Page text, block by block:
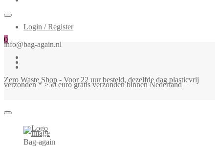
Login / Register
0
info@bag-again.nl
Zero Waste Shop - Voor 22 uur besteld, dezelfde dag plasticvrij
verzonden * >50 euro gratis verzonden binnen Nederland
Bag-again